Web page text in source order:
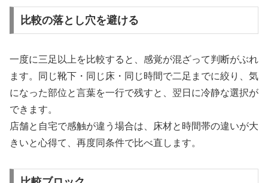
比較の落とし穴を避ける
一度に三足以上を比較すると、感覚が混ざって判断がぶれ
ます。同じ靴下・同じ床・同じ時間で二足までに絞り、気
になった部位と言葉を一行で残すと、翌日に冷静な選択が
できます。
店舗と自宅で感触が違う場合は、床材と時間帯の違いが大
きいと心得て、再度同条件で比べ直します。